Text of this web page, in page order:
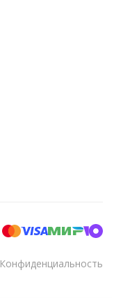
Конфиденциальность